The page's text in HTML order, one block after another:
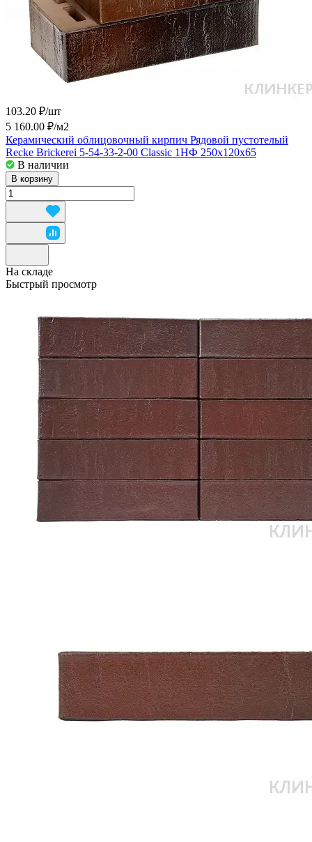
103.20 ₽/шт
5 160.00 ₽/м2
Керамический облицовочный кирпич Рядовой пустотелый
Recke Brickerei 5-54-33-2-00 Classic 1НФ 250x120x65
В наличии
В корзину
На складе
Быстрый просмотр